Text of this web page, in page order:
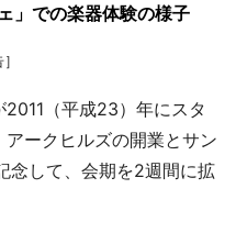
」での楽器体験の様子
（平成23）年にスタ
ークヒルズの開業とサン
念して、会期を2週間に拡